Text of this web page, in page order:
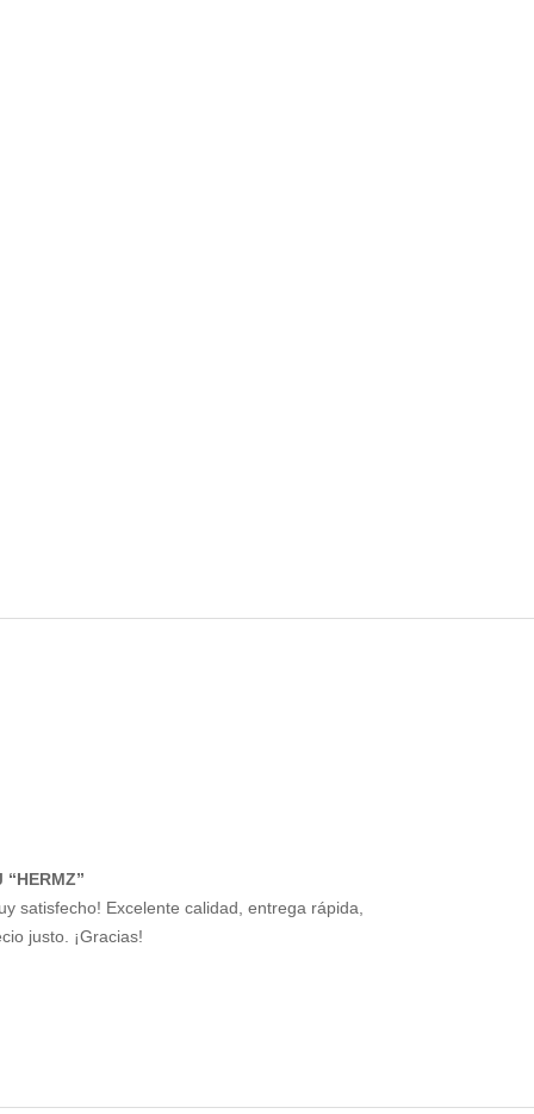
“HERMZ”
satisfecho! Excelente calidad, entrega rápida,
justo. ¡Gracias!